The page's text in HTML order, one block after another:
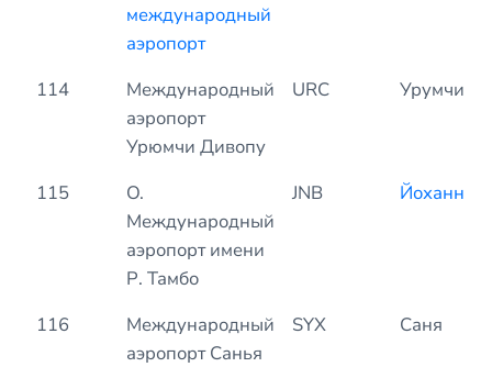
международный
аэропорт
114
Международный
аэропорт
Урюмчи Дивопу
URC Урумчи
115
O.
Международный
аэропорт имени
Р. Тамбо
JNB
116
Международный
аэропорт Санья
SYX Саня